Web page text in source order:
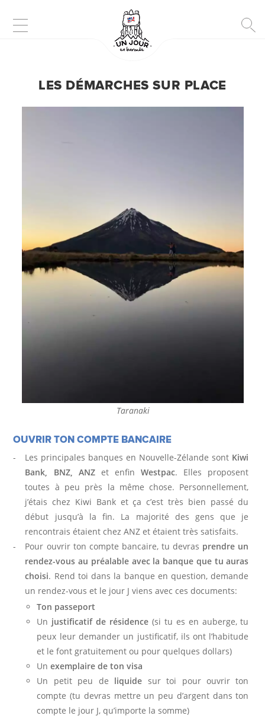
T
I
S
LES DÉMARCHES SUR PLACE
Taranaki
OUVRIR TON COMPTE BANCAIRE
Les principales banques en Nouvelle-Zélande sont Kiwi
Bank, BNZ, ANZet enfinWestpac. Elles proposent
toutes à peu près la même chose. Personnellement,
j’étais chez Kiwi Bank et ça c’est très bien passé du
début jusqu’à la fin. La majorité des gens que je
rencontrais étaient chez ANZ et étaient très satisfaits.
Pour ouvrir ton compte bancaire, tu devras prendre un
rendez-vous au préalable avec la banque que tu auras
choisi. Rend toi dans la banque en question, demande
un rendez-vous et le jour J viens avec ces documents:
Ton passeport
Un justificatif de résidence (si tu es en auberge, tu
peux leur demander un justificatif, ils ont l’habitude
et le font gratuitement ou pour quelques dollars)
Unexemplaire de ton visa
Un petit peu de liquide sur toi pour ouvrir ton
compte (tu devras mettre un peu d’argent dans ton
compte le jour J, qu’importe la somme)